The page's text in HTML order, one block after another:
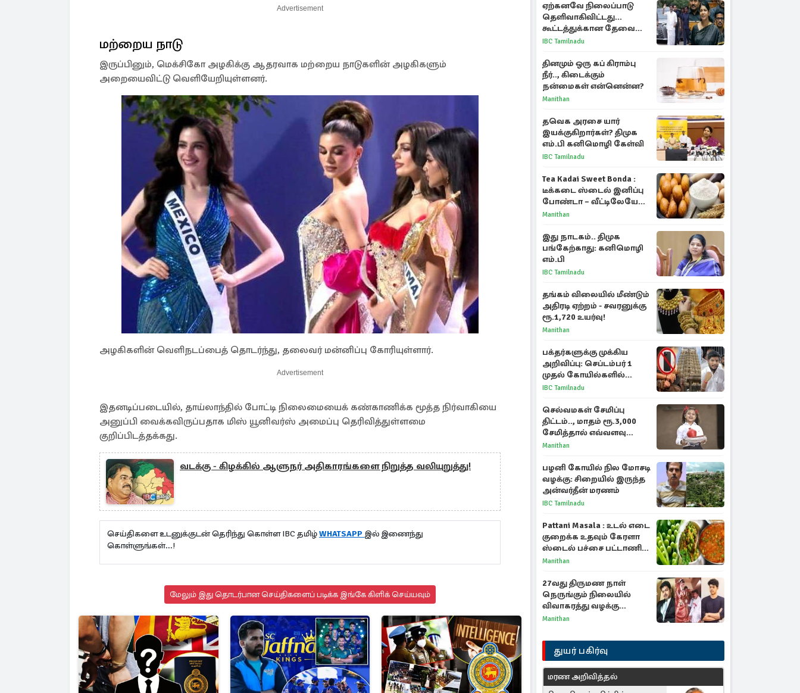
Advertisement
மற்றைய நாடு
இருப்பினும், மெக்சிகோ அழகிக்கு ஆதரவாக மற்றைய நாடுகளின் அழகிகளும்
அறையைவிட்டு வெளியேறியுள்ளனர்.
அழகிகளின் வெளிநடப்பைத் தொடர்ந்து, தலைவர் மன்னிப்பு கோரியுள்ளார்.
Advertisement
இதனடிப்படையில், தாய்லாந்தில் போட்டி நிலைமையைக் கண்காணிக்க மூத்த நிர்வாகியை
அனுப்பி வைக்கவிருப்பதாக மிஸ் யூனிவர்ஸ் அமைப்பு தெரிவித்துள்ளமை
குறிப்பிடத்தக்கது.
வடக்கு - கிழக்கில் ஆளுநர் அதிகாரங்களை நிறுத்த வலியுறுத்து!
செய்திகளை உடனுக்குடன் தெரிந்து கொள்ள IBC தமிழ்WHATSAPP இல் இணைந்து
கொள்ளுங்கள்...!
மேலும் இது தொடர்பான செய்திகளைப் படிக்க இங்கே கிளிக் செய்யவும்
ஏற்கனவே நிலைப்பாடு
தெளிவாகிவிட்டது...
கூட்டத்துக்கான தேவை
என்ன? - கனிமொழி
IBC Tamilnadu
தினமும் ஒரு கப் கிராம்பு
நீர்.., கிடைக்கும்
நன்மைகள் என்னென்ன?
Manithan
தவெக அரசை யார்
இயக்குகிறார்கள்? திமுக
எம்.பி கனிமொழி கேள்வி
IBC Tamilnadu
Tea Kadai Sweet Bonda :
டீக்கடை ஸ்டைல் இனிப்பு
போண்டா – வீட்டிலேயே
செய்வது எப்படி?
Manithan
இது நாடகம்.. திமுக
பங்கேற்காது: கனிமொழி
எம்.பி
IBC Tamilnadu
தங்கம் விலையில் மீண்டும்
அதிரடி ஏற்றம் - சவரனுக்கு
ரூ.1,720 உயர்வு!
Manithan
பக்தர்களுக்கு முக்கிய
அறிவிப்பு: செப்டம்பர் 1
முதல் கோயில்களில்
மொபைலுக்கு தடை!
IBC Tamilnadu
செல்வமகள் சேமிப்பு
திட்டம்.., மாதம் ரூ.3,000
சேமித்தால் எவ்வளவு
கிடைக்கும்?
Manithan
பழனி கோயில் நில மோசடி
வழக்கு: சிறையில் இருந்த
அன்வர்தீன் மரணம்
IBC Tamilnadu
Pattani Masala : உடல் எடை
குறைக்க உதவும் கேரளா
ஸ்டைல் பச்சை பட்டாணி
கிரேவி
Manithan
27வது திருமண நாள்
நெருங்கும் நிலையில்
விவாகரத்து வழக்கு
வாபஸ்! விஜய்யுடன்
Manithan
துயர் பகிர்வு
மரண அறிவித்தல்